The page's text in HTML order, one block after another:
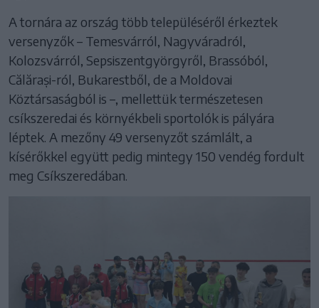
A tornára az ország több településéről érkeztek
versenyzők – Temesvárról, Nagyváradról,
Kolozsvárról, Sepsiszentgyörgyről, Brassóból,
Călărași-ról, Bukarestből, de a Moldovai
Köztársaságból is –, mellettük természetesen
csíkszeredai és környékbeli sportolók is pályára
léptek. A mezőny 49 versenyzőt számlált, a
kísérőkkel együtt pedig mintegy 150 vendég fordult
meg Csíkszeredában.